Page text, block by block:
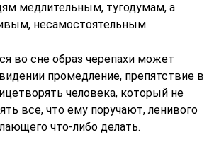
медлительным, тугодумам, а
несамостоятельным.
во сне образ черепахи может
промедление, препятствие в
человека, который не
все, что ему поручают, ленивого
что-либо делать.